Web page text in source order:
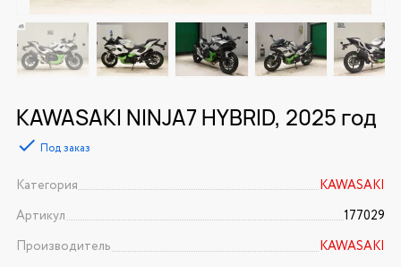
KAWASAKI NINJA7 HYBRID, 2025 год
Под заказ
Категория
KAWASAKI
Артикул
177029
Производитель
KAWASAKI